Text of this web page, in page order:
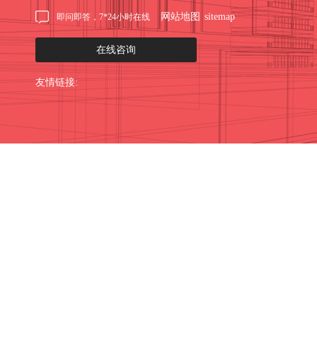
即问即答，7*24小时在线 网站地图 sitemap
在线咨询
友情链接: